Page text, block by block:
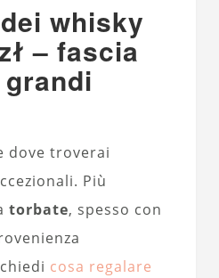
whisky
– fascia
dove troverai
Più
torbate, spesso con
cosa regalare